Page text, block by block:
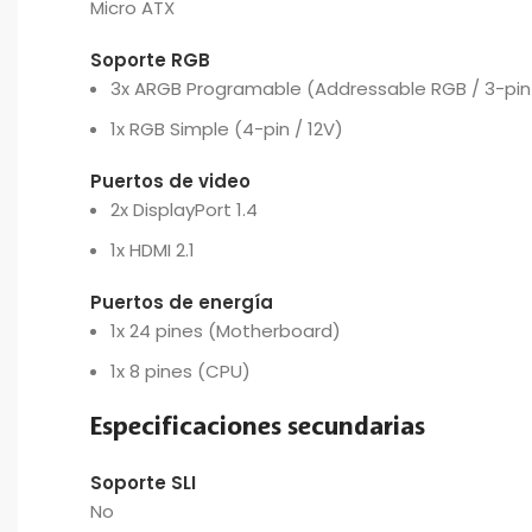
Micro ATX
Soporte RGB
3x ARGB Programable (Addressable RGB / 3-
1x RGB Simple (4-pin / 12V)
Puertos de video
2x DisplayPort 1.4
1x HDMI 2.1
Puertos de energía
1x 24 pines (Motherboard)
1x 8 pines (CPU)
Especificaciones secundarias
Soporte SLI
No